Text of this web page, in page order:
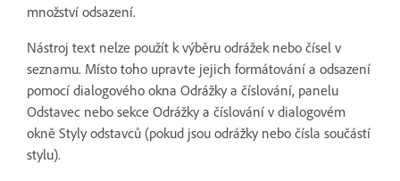
množství odsazení.
Nástroj text nelze použít k výběru odrážek nebo čísel v
seznamu. Místo toho upravte jejich formátování a odsazení
pomocí dialogového okna Odrážky a číslování, panelu
Odstavec nebo sekce Odrážky a číslování v dialogovém
okně Styly odstavců (pokud jsou odrážky nebo čísla součástí
stylu).